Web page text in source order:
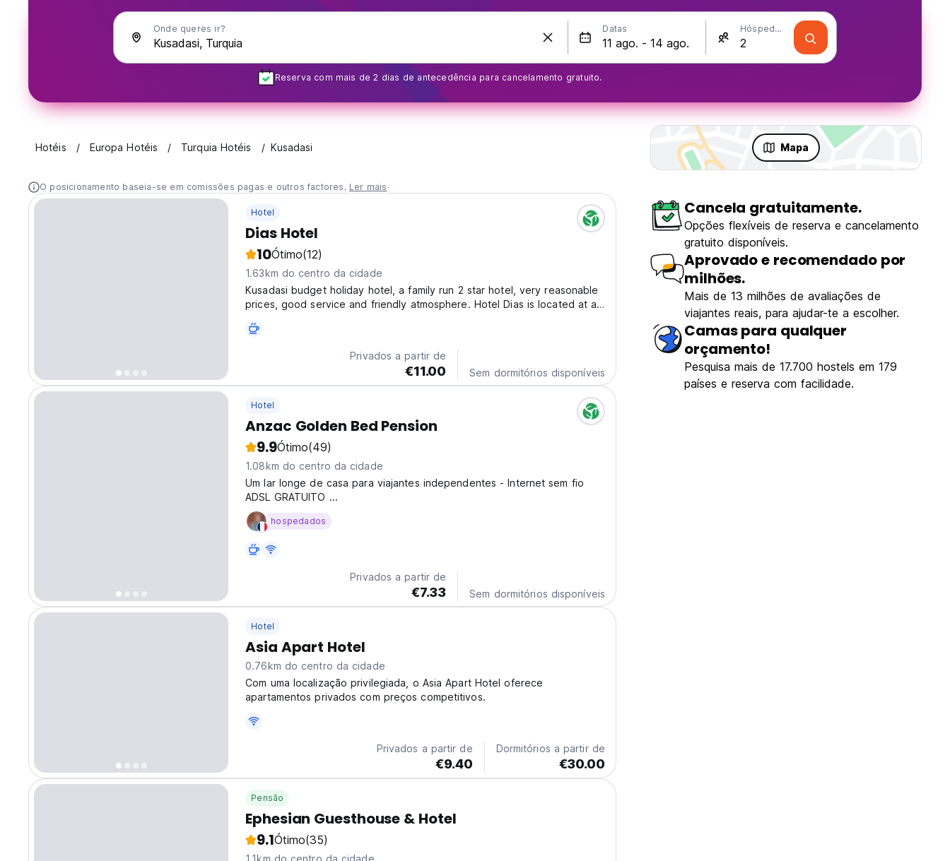
Onde queres ir? Datas Hóspedes
Reserva com mais de 2 dias de antecedência para cancelamento gratuito.
Hotéis Europa Hotéis Turquia Hotéis Kusadasi Mapa
O posicionamento baseia-se em comissões pagas e outros factores. Ler mais
Hotel
Dias Hotel
10Ótimo(12)
1.63km do centro da cidade
Kusadasi budget holiday hotel, a family run 2 star hotel, very reasonable
prices, good service and friendly atmosphere. Hotel Dias is located at a
the lively city centre. Kusadasi is...
Privados a partir de
€11.00 Sem dormitórios disponíveis
Hotel
Anzac Golden Bed Pension
9.9Ótimo(49)
1.08km do centro da cidade
Um lar longe de casa para viajantes independentes - Internet sem fio
ADSL GRATUITO ...
hospedados
Privados a partir de
€7.33 Sem dormitórios disponíveis
Hotel
Asia Apart Hotel
0.76km do centro da cidade
Com uma localização privilegiada, o Asia Apart Hotel oferece
apartamentos privados com preços competitivos.
Privados a partir de
€9.40
Dormitórios a partir de
€30.00
Pensão
Ephesian Guesthouse & Hotel
9.1Ótimo(35)
1.1km do centro da cidade
Cancela gratuitamente.
Opções flexíveis de reserva e cancelamento
gratuito disponíveis.
Aprovado e recomendado por
milhões.
Mais de 13 milhões de avaliações de
viajantes reais, para ajudar-te a escolher.
Camas para qualquer
orçamento!
Pesquisa mais de 17.700 hostels em 179
países e reserva com facilidade.